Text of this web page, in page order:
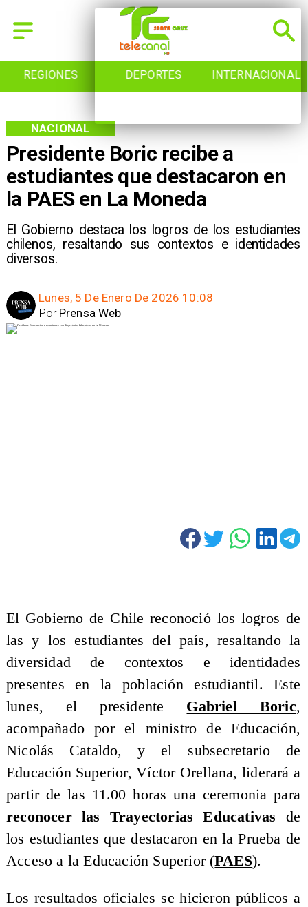
REGIONES DEPORTES INTERNACIONAL
Presidente Boric recibe a
estudiantes que destacaron en
la PAES en La Moneda
El Gobierno destaca los logros de los estudiantes
chilenos, resaltando sus contextos e identidades
diversos.
NACIONAL
Lunes, 5 De Enero De 2026 10:08
Prensa Web
Por
El Gobierno de Chile reconoció los logros de
las y los estudiantes del país, resaltando la
diversidad de contextos e identidades
presentes en la población estudiantil. Este
lunes, el presidente Gabriel Boric,
acompañado por el ministro de Educación,
Nicolás Cataldo, y el subsecretario de
Educación Superior, Víctor Orellana, liderará a
partir de las 11.00 horas una ceremonia para
reconocer las Trayectorias Educativas de
los estudiantes que destacaron en la Prueba de
Acceso a la Educación Superior (PAES).
Los resultados oficiales se hicieron públicos a